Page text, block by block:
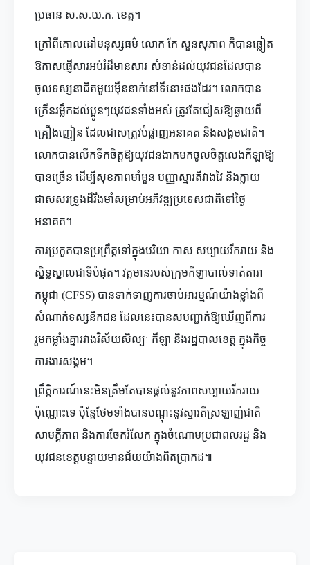
ប្រធាន ស.ស.យ.ក. ខេត្ត។
ក្រៅពីគោលដៅមនុស្សធម៌ លោក កែ សួនសុភាព ក៏បានឆ្លៀត
ឱកាសផ្ញើសារអប់រំដ៏មានសារៈសំខាន់ដល់យុវជនដែលបាន
ចូលទស្សនាជិតមួយម៉ឺននាក់នៅទីនោះផងដែរ។ លោកបាន
ក្រើនរម្លឹកដល់ប្អូនៗយុវជនទាំងអស់ ត្រូវតែជៀសឱ្យឆ្ងាយពី
គ្រឿងញៀន ដែលជាសត្រូវបំផ្លាញអនាគត និងសង្គមជាតិ។
លោកបានលើកទឹកចិត្តឱ្យយុវជនងាកមកចូលចិត្តលេងកីឡាឱ្យ
បានច្រើន ដើម្បីសុខភាពមាំមួន បញ្ញាស្មារតីវាងវៃ និងក្លាយ
ជាសសរទ្រូងដ៏រឹងមាំសម្រាប់អភិវឌ្ឍប្រទេសជាតិទៅថ្ងៃ
អនាគត។
ការប្រកួតបានប្រព្រឹត្តទៅក្នុងបរិយា កាស សប្បាយរីករាយ និង
ស្និទ្ធស្នាលជាទីបំផុត។ វត្តមានរបស់ក្រុមកីឡាបាល់ទាត់តារា
កម្ពុជា (CFSS) បានទាក់ទាញការចាប់អារម្មណ៍យ៉ាងខ្លាំងពី
សំណាក់ទស្សនិកជន ដែលនេះបានសបញ្ជាក់ឱ្យឃើញពីការ
រួមកម្លាំងគ្នារវាងវិស័យសិល្បៈ កីឡា និងរដ្ឋបាលខេត្ត ក្នុងកិច្ច
ការងារសង្គម។
ព្រឹត្តិការណ៍នេះមិនត្រឹមតែបានផ្តល់នូវភាពសប្បាយរីករាយ
ប៉ុណ្ណោះទេ ប៉ុន្តែថែមទាំងបានបណ្តុះនូវស្មារតីស្រឡាញ់ជាតិ
សាមគ្គីភាព និងការចែករំលែក ក្នុងចំណោមប្រជាពលរដ្ឋ និង
យុវជនខេត្តបន្ទាយមានជ័យយ៉ាងពិតប្រាកដ៕